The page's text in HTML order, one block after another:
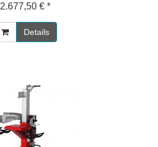
2.677,50 € *
Details